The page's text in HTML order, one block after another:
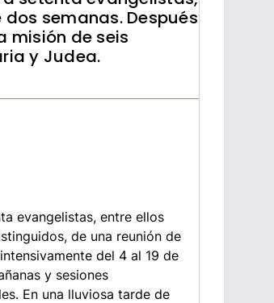
semanas. Después
misión de seis
y Judea.
evangelistas, entre ellos
de una reunión de
del 4 al 19 de
y sesiones
En una lluviosa tarde de